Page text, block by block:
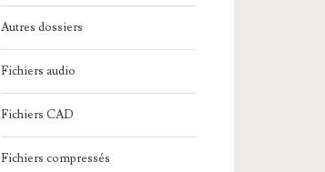
Autres dossiers
Fichiers audio
Fichiers CAD
Fichiers compressés